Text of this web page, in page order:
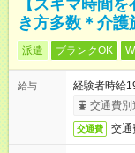
【スキマ時間
き方多数＊介護
派遣 ブランクOK
給与
経験者時給
交通費別
交通費 交通